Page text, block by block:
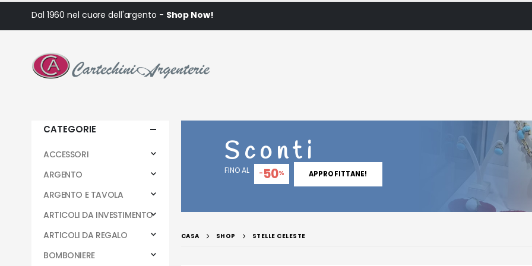
Dal 1960 nel cuore dell'argento - Shop Now!
Sconti
FINO AL - 50% APPROFITTANE!
CASA SHOP STELLE CELESTE
CATEGORIE
ACCESSORI
ARGENTO
ARGENTO E TAVOLA
ARTICOLI DA INVESTIMENTO
ARTICOLI DA REGALO
BOMBONIERE